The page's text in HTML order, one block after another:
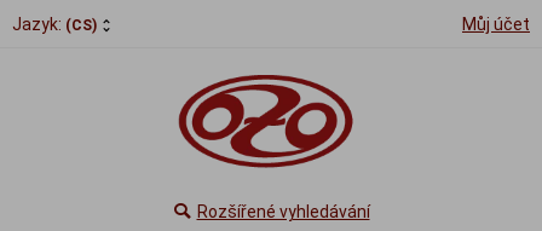
Jazyk: (CS) Můj účet
Rozšířené vyhledávání